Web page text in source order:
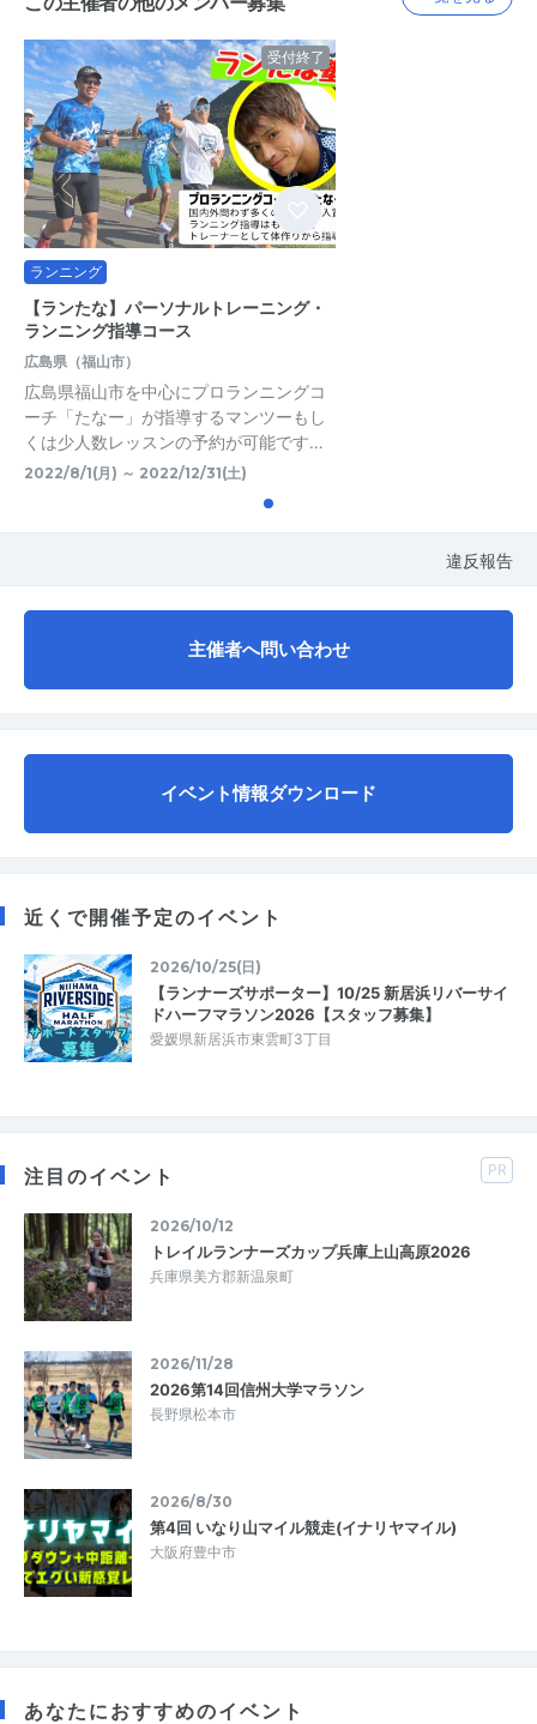
受付終了
ランニング
【ランたな】パーソナルトレーニング・
ランニング指導コース
広島県（福山市）
広島県福山市を中心にプロランニングコ
ーチ「たなー」が指導するマンツーもし
くは少人数レッスンの予約が可能です…
2022/8/1(月) ～ 2022/12/31(土)
違反報告
主催者へ問い合わせ
イベント情報ダウンロード
近くで開催予定のイベント
2026/10/25(日)
【ランナーズサポーター】10/25 新居浜リバーサイ
ドハーフマラソン2026【スタッフ募集】
愛媛県新居浜市東雲町3丁目
注目のイベント PR
2026/10/12
トレイルランナーズカップ兵庫上山高原2026
兵庫県美方郡新温泉町
2026/11/28
2026第14回信州大学マラソン
長野県松本市
2026/8/30
第4回 いなり山マイル競走(イナリヤマイル)
大阪府豊中市
あなたにおすすめのイベント